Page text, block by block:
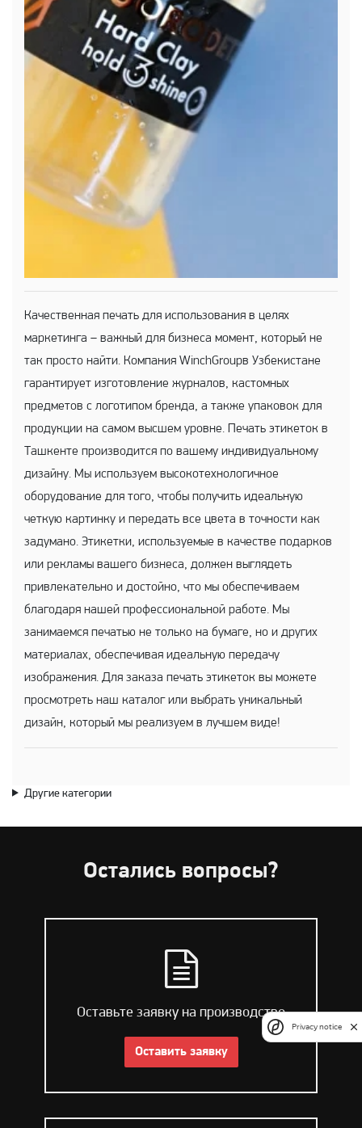
Качественная печать для использования в целях
маркетинга – важный для бизнеса момент, который не
так просто найти. Компания WinchGroupв Узбекистане
гарантирует изготовление журналов, кастомных
предметов с логотипом бренда, а также упаковок для
продукции на самом высшем уровне. Печать этикеток в
Ташкенте производится по вашему индивидуальному
дизайну. Мы используем высокотехнологичное
оборудование для того, чтобы получить идеальную
четкую картинку и передать все цвета в точности как
задумано. Этикетки, используемые в качестве подарков
или рекламы вашего бизнеса, должен выглядеть
привлекательно и достойно, что мы обеспечиваем
благодаря нашей профессиональной работе. Мы
занимаемся печатью не только на бумаге, но и других
материалах, обеспечивая идеальную передачу
изображения. Для заказа печать этикеток вы можете
просмотреть наш каталог или выбрать уникальный
дизайн, который мы реализуем в лучшем виде!
Другие категории
Остались вопросы?
Оставьте заявку на производство
Оставить заявку
Privacy notice